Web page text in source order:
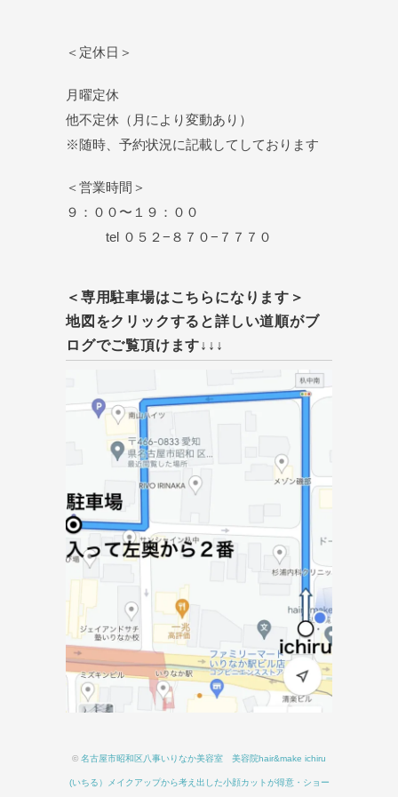
＜定休日＞
月曜定休
他不定休（月により変動あり）
※随時、予約状況に記載してしております
＜営業時間＞
９：００〜１９：００
tel ０５２−８７０−７７７０
＜専用駐車場はこちらになります＞
地図をクリックすると詳しい道順がブ
ログでご覧頂けます↓↓↓
© 名古屋市昭和区八事いりなか美容室 美容院hair&make ichiru
(いちる）メイクアップから考え出した小顔カットが得意・ショー